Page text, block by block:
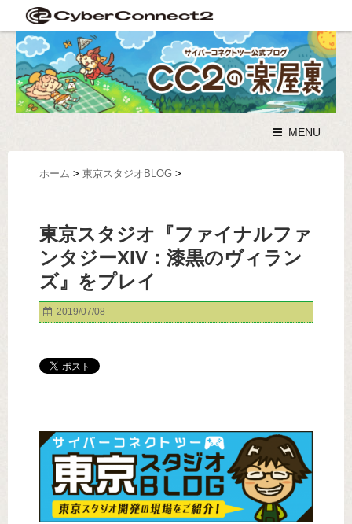
MENU
ホーム > 東京スタジオBLOG >
東京スタジオ『ファイナルファ
ンタジーXIV：漆黒のヴィラン
ズ』をプレイ
2019/07/08